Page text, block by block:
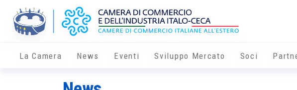
La Camera News Eventi Sviluppo Mercato Soci